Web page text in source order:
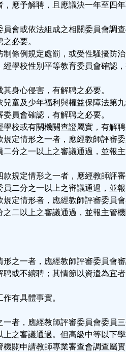
應予解聘，且應議決一年至四
會或依法組成之相關委員會調
必要。
制條例規定處罰，或受性騷擾防
學校性別平等教育委員會確認
身心侵害，有解聘之必要。
兒童及少年福利與權益保障法第
員會確認，有解聘之必要。
學校或有關機關查證屬實，有解
定情形之一者，應經教師評審
分之一以上之審議通過，並報
規定情形之一者，應經教師評
員二分之一以上之審議通過，並
定情形者，應經教師評審委員
之二以上之審議通過，並報主管
之一者，應經教師評審委員會
或不續聘；其情節以資遣為宜
有具體事實。
者，應經教師評審委員會委員
上之審議通過。但高級中等以下
關申請教師專業審查會調查屬